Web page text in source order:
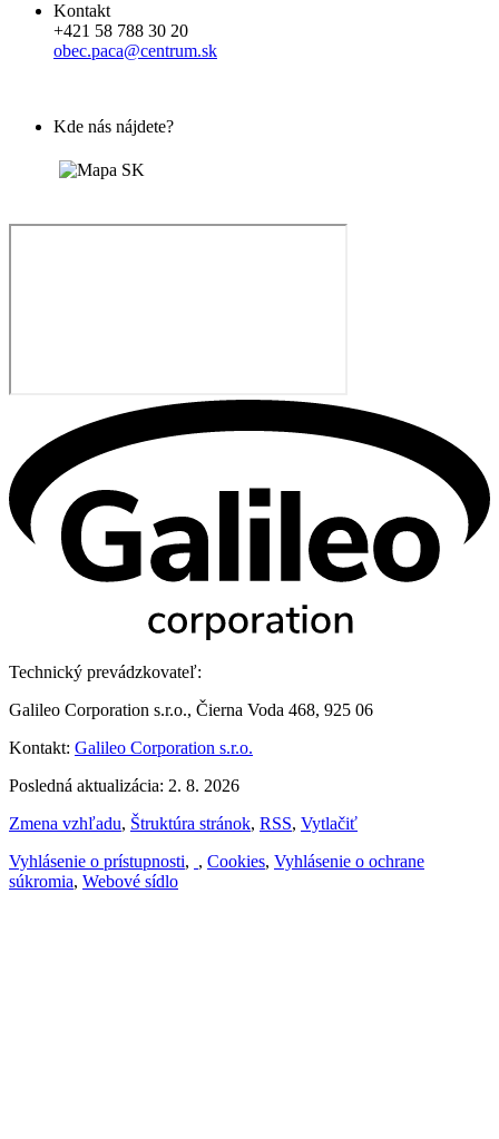
Kontakt
+421 58 788 30 20
obec.paca@centrum.sk
Kde nás nájdete?
Technický prevádzkovateľ:
Galileo Corporation s.r.o., Čierna Voda 468, 925 06
Kontakt: Galileo Corporation s.r.o.
Posledná aktualizácia: 2. 8. 2026
Zmena vzhľadu, Štruktúra stránok, RSS, Vytlačiť
Vyhlásenie o prístupnosti, , Cookies, Vyhlásenie o ochrane
súkromia, Webové sídlo